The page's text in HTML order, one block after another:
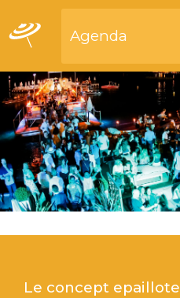
Agenda
Le concept epaillote